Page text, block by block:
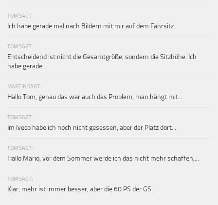
TOM SAGT:
Ich habe gerade mal nach Bildern mit mir auf dem Fahrsitz...
TOM SAGT:
Entscheidend ist nicht die Gesamtgröße, sondern die Sitzhöhe. Ich
habe gerade...
MARTIN SAGT:
Hallo Tom, genau das war auch das Problem, man hängt mit...
TOM SAGT:
Im Iveco habe ich noch nicht gesessen, aber der Platz dort...
TOM SAGT:
Hallo Mario, vor dem Sommer werde ich das nicht mehr schaffen,...
TOM SAGT:
Klar, mehr ist immer besser, aber die 60 PS der GS...